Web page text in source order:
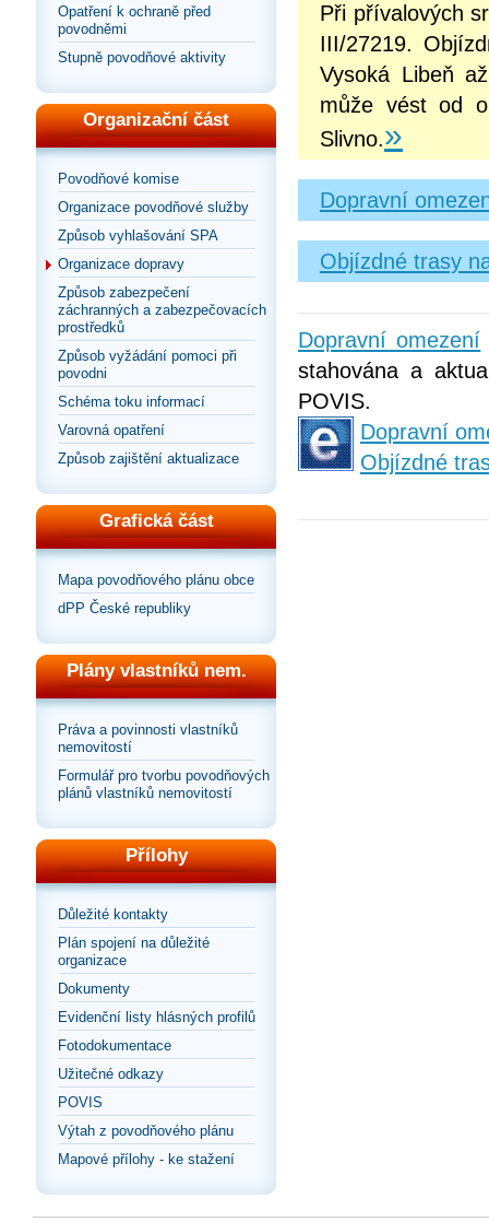
Opatření k ochraně před
povodněmi
Stupně povodňové aktivity
Organizační část
Povodňové komise
Organizace povodňové služby
Způsob vyhlašování SPA
Organizace dopravy
Způsob zabezpečení
záchranných a zabezpečovacích
prostředků
Způsob vyžádání pomoci při
povodni
Schéma toku informací
Varovná opatření
Způsob zajištění aktualizace
Grafická část
Mapa povodňového plánu obce
dPP České republiky
Plány vlastníků nem.
Práva a povinnosti vlastníků
nemovitostí
Formulář pro tvorbu povodňových
plánů vlastníků nemovitostí
Přílohy
Důležité kontakty
Plán spojení na důležité
organizace
Dokumenty
Evidenční listy hlásných profilů
Fotodokumentace
Užitečné odkazy
POVIS
Výtah z povodňového plánu
Mapové přílohy - ke stažení
Při přívalových
III/27219.
Vysoká Libeň
může vést od
Slivno.»
Dopravní
Objízdné trasy
Dopravní omezení
stahována a
POVIS.
Dopravní
Objízdné